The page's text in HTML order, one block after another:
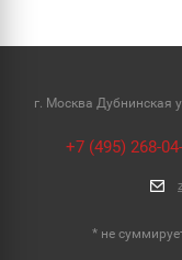
г. Москва Дубнинская
+7 (495) 268-
* не